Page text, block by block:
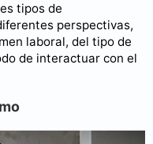
tipos de
perspectivas,
laboral, del tipo de
de interactuar con el